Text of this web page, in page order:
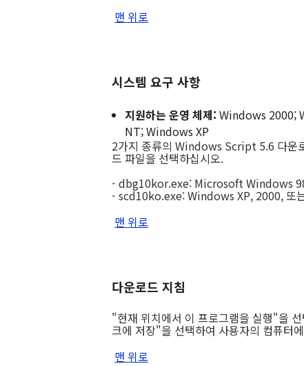
맨 위로
시스템 요구 사항
지원하는 운영 체제: Windows 2000;
NT; Windows XP
2가지 종류의 Windows Script 5.6 다운
드 파일을 선택하십시오.
- dbg10kor.exe: Microsoft Windows
- scd10ko.exe: Windows XP, 2000, 또
맨 위로
다운로드 지침
"현재 위치에서 이 프로그램을 실행"을
크에 저장"을 선택하여 사용자의 컴퓨터
맨 위로